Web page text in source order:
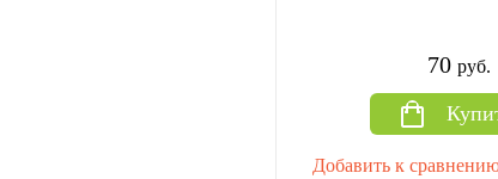
70 руб.
Добавить к